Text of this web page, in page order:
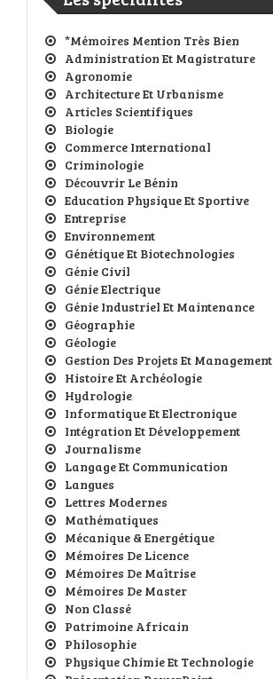
*Mémoires Mention Très Bien
Administration Et Magistrature
Agronomie
Architecture Et Urbanisme
Articles Scientifiques
Biologie
Commerce International
Criminologie
Découvrir Le Bénin
Education Physique Et Sportive
Entreprise
Environnement
Génétique Et Biotechnologies
Génie Civil
Génie Electrique
Génie Industriel Et Maintenance
Géographie
Géologie
Gestion Des Projets Et Management
Histoire Et Archéologie
Hydrologie
Informatique Et Electronique
Intégration Et Développement
Journalisme
Langage Et Communication
Langues
Lettres Modernes
Mathématiques
Mécanique & Energétique
Mémoires De Licence
Mémoires De Maîtrise
Mémoires De Master
Non Classé
Patrimoine Africain
Philosophie
Physique Chimie Et Technologie